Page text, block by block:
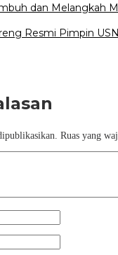
dan Melangkah
Resmi Pimpin
Ruas yang